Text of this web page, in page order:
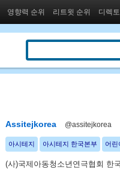
영향력 순위 리트윗 순위 디렉
Assitejkorea @assitejkorea
아시테지 아시테지 한국본부 어린
(사)국제아동청소년연극협회 한